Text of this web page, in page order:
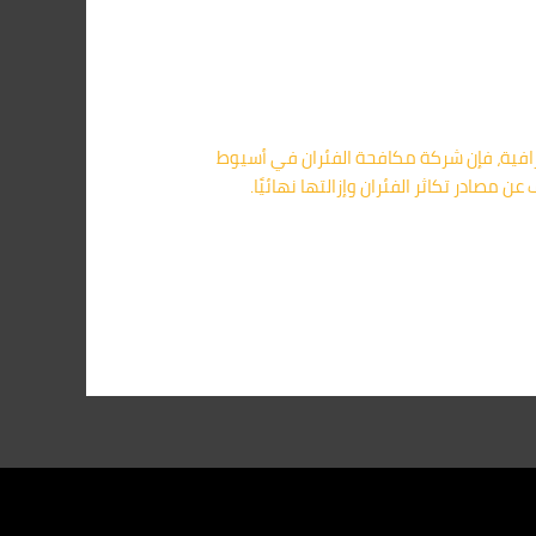
فإن شركة مكافحة الفئران في أسيوط
الكشف عن مصادر تكاثر الفئران وإزالتها نهائيًا.